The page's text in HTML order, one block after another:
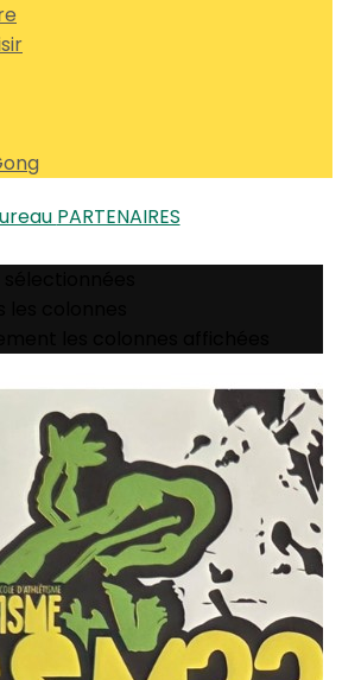
PARTENAIRES